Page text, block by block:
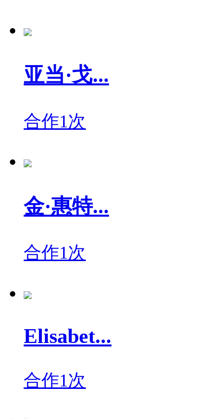
亚当·戈...
合作1次
金·惠特...
合作1次
Elisabet...
合作1次